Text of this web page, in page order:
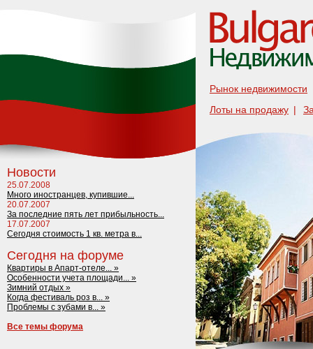
Рынок недвижимости
Лоты на продажу |
Новости
25.07.2008
Много иностранцев, купившие...
20.07.2007
За последние пять лет прибыльность...
17.07.2007
Сегодня стоимость 1 кв. метра в...
Сегодня на форуме
Квартиры в Апарт-отеле... »
Особенности учета площади... »
Зимний отдых »
Когда фестиваль роз в... »
Проблемы с зубами в... »
Все темы форума